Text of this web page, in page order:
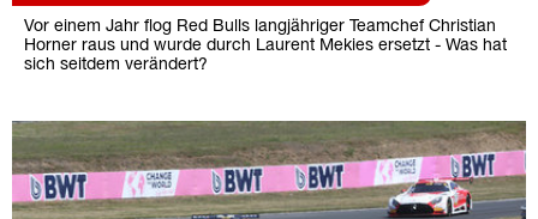
Vor einem Jahr flog Red Bulls langjähriger Teamchef Christian
Horner raus und wurde durch Laurent Mekies ersetzt - Was hat
sich seitdem verändert?